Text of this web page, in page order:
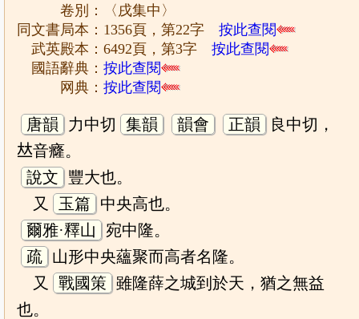
卷別：〈戌集中〉
同文書局本：1356頁，第22字按此查閱
武英殿本：6492頁，第3字按此查閱
國語辭典：按此查閱
网典：按此查閱
唐韻 力中切 集韻 韻會 正韻
良中切，
𠀤音癃。
說文
豐大也。
又
玉篇
中央高也。
爾雅·釋山
宛中隆。
疏 山形中央蘊聚而高者名隆。
又
戰國策 雖隆薛之城到於天，猶之無益
也。